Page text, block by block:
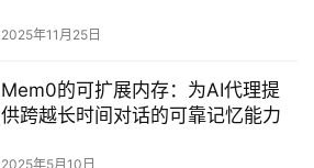
2025年11月25日
Mem0的可扩展内存：为AI代理提
供跨越长时间对话的可靠记忆能力
2025年5月10日